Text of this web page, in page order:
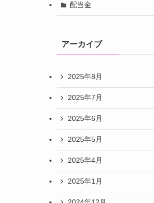
配当金
アーカイブ
2025年8月
2025年7月
2025年6月
2025年5月
2025年4月
2025年1月